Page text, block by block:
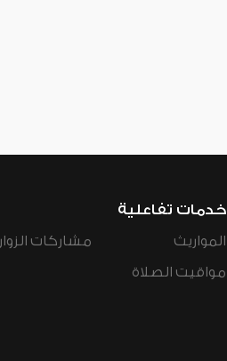
خدمات تفاعلية
المواريث
مواقيت الصلاة
مشاركات الزوار